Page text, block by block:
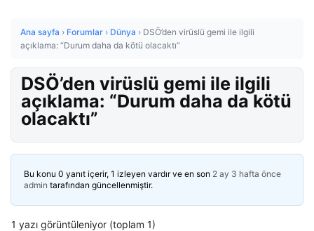
Ana sayfa › Forumlar › Dünya › DSÖ’den virüslü gemi ile ilgili
açıklama: “Durum daha da kötü olacaktı”
DSÖ’den virüslü gemi ile ilgili
açıklama: “Durum daha da kötü
olacaktı”
Bu konu 0 yanıt içerir, 1 izleyen vardır ve en son 2 ay 3 hafta önce
admin tarafından güncellenmiştir.
1 yazı görüntüleniyor (toplam 1)